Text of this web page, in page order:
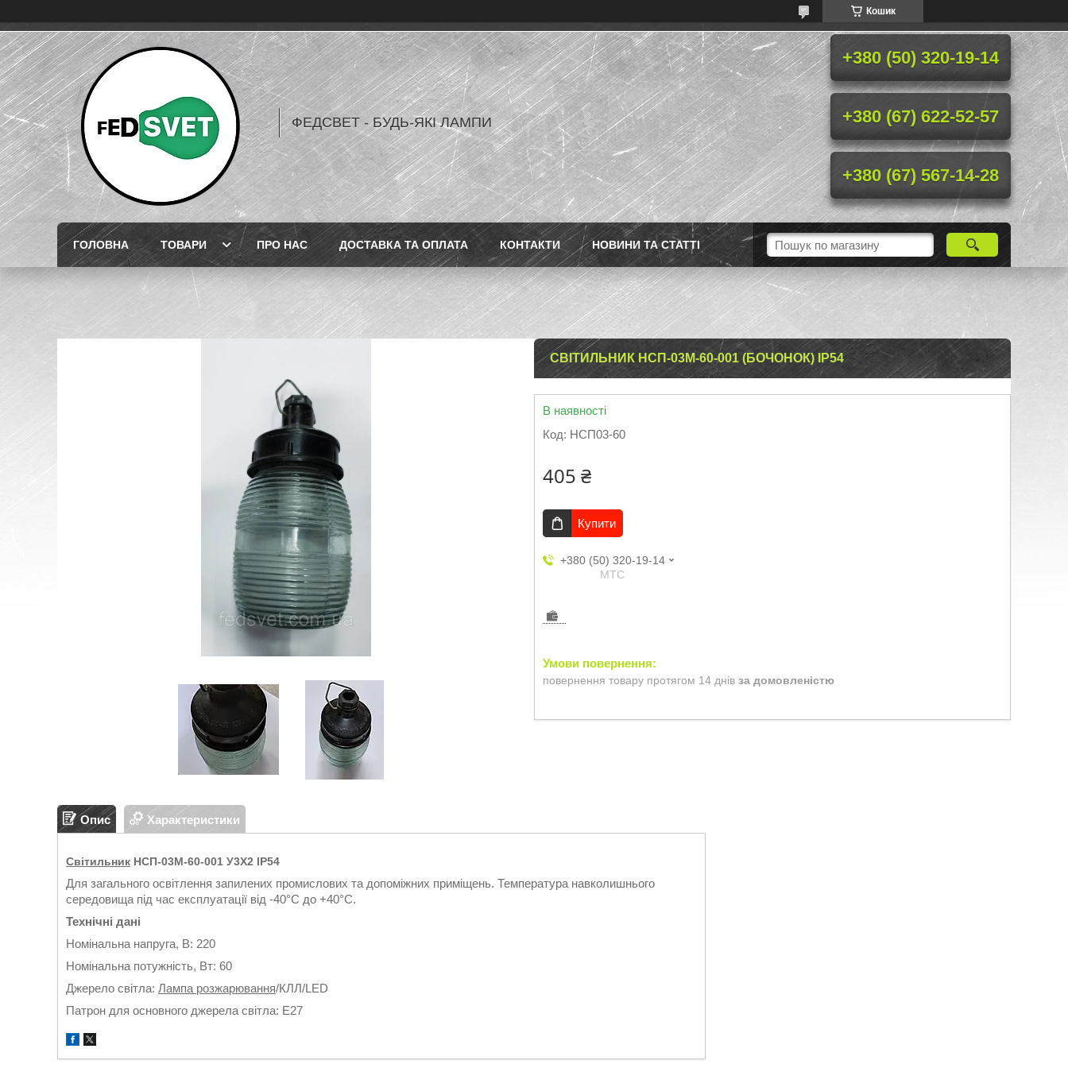
Кошик
ФЕДСВЕТ - БУДЬ-ЯКІ ЛАМПИ
+380 (50) 320-19-14
+380 (67) 622-52-57
+380 (67) 567-14-28
ГОЛОВНА ТОВАРИ ПРО НАС ДОСТАВКА ТА ОПЛАТА КОНТАКТИ НОВИНИ ТА СТАТТІ
СВІТИЛЬНИК НСП-03М-60-001 (БОЧОНОК) IP54
В наявності
Код: НСП03-60
405 ₴
Купити
+380 (50) 320-19-14
МТС
повернення товару протягом 14 днів за домовленістю
Опис Характеристики
Світильник НСП-03М-60-001 У3Х2 IP54
Для загального освітлення запилених промислових та допоміжних приміщень. Температура навколишнього
середовища під час експлуатації від -40°С до +40°С.
Технічні дані
Номінальна напруга, В: 220
Номінальна потужність, Вт: 60
Джерело світла: Лампа розжарювання/КЛЛ/LED
Патрон для основного джерела світла: Е27